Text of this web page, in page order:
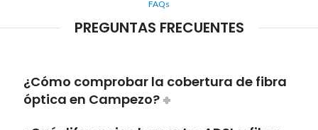
FAQs
PREGUNTAS FRECUENTES
¿Cómo comprobar la cobertura de fibra
óptica en Campezo?